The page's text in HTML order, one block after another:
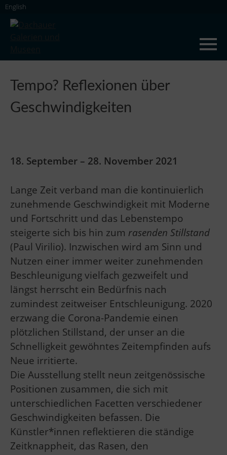
Skip
content
English
Tempo? Reflexionen über
Geschwindigkeiten
18. September – 28. November 2021
Lange Zeit verband man die kontinuierlich
zunehmende Geschwindigkeit mit Moderne
und Fortschritt und das Lebenstempo
steigerte sich bis hin zum rasenden Stillstand
(Paul Virilio). Inzwischen wird am Sinn und
Nutzen einer immer weiter zunehmenden
Beschleunigung vielfach gezweifelt und
längst herrscht ein Bedürfnis nach
zumindest zeitweiser Entschleunigung. 2020
erzwang die Corona-Pandemie einen
plötzlichen Stillstand, der unser an die
Schnelligkeit gewöhntes Zeitempfinden aufs
Neue irritierte.
Die Ausstellung stellt neun zeitgenössische
Positionen zusammen, die sich mit
unterschiedlichen Facetten verschiedener
Geschwindigkeiten befassen. Die
Künstler*innen reflektieren die ständige
Zeitknappheit, das Rasen, den